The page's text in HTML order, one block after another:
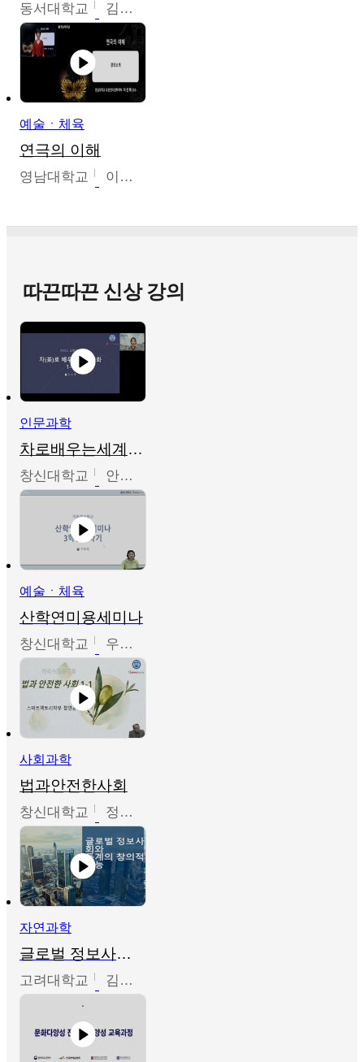
동서대학교 김시현
예술ㆍ체육
연극의 이해
영남대학교 이선화
따끈따끈 신상 강의
인문과학
차로배우는세계문화
창신대학교 안소영
예술ㆍ체육
산학연미용세미나
창신대학교 우미옥,오윤경,박선이
사회과학
법과안전한사회
창신대학교 정연균
자연과학
글로벌 정보사회와 통계의 창의적 기능
고려대학교 김희영